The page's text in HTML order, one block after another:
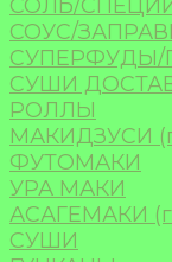
СОЛЬ/
СОУС/
СУПЕРФУДЫ/
СУШИ
РОЛЛЫ
МАКИДЗУСИ
ФУТОМАКИ
УРА МАКИ
АСАГЕМАКИ
СУШИ